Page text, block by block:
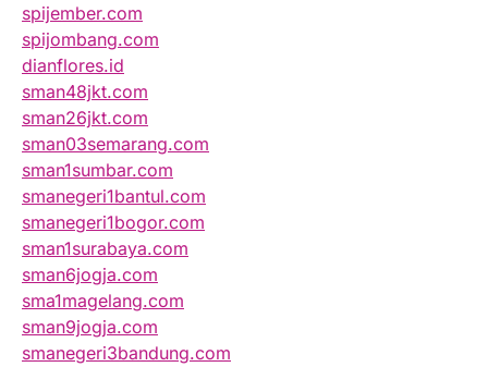
spijember.com
spijombang.com
dianflores.id
sman48jkt.com
sman26jkt.com
sman03semarang.com
sman1sumbar.com
smanegeri1bantul.com
smanegeri1bogor.com
sman1surabaya.com
sman6jogja.com
sma1magelang.com
sman9jogja.com
smanegeri3bandung.com